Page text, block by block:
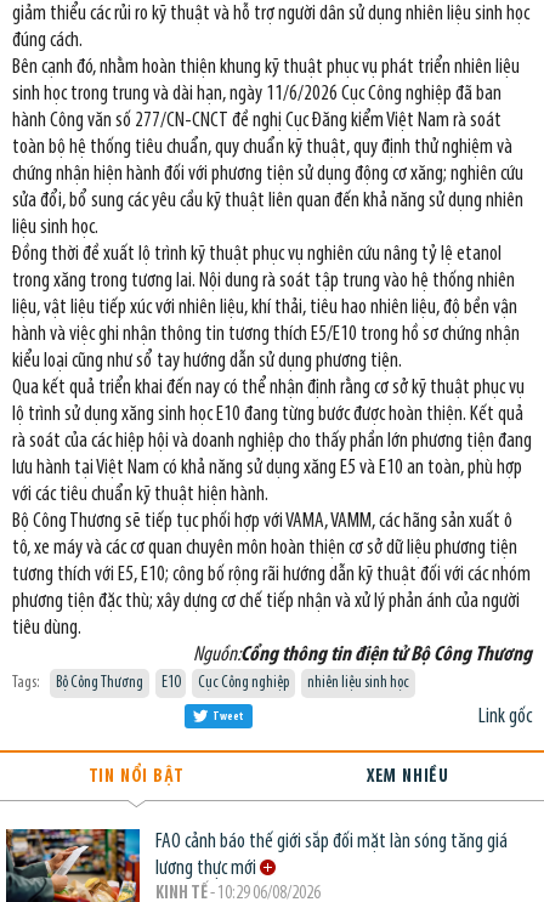
giảm thiểu các rủi ro kỹ thuật và hỗ trợ người dân sử dụng nhiên liệu sinh học
đúng cách.
Bên cạnh đó, nhằm hoàn thiện khung kỹ thuật phục vụ phát triển nhiên liệu
sinh học trong trung và dài hạn, ngày 11/6/2026 Cục Công nghiệp đã ban
hành Công văn số 277/CN-CNCT đề nghị Cục Đăng kiểm Việt Nam rà soát
toàn bộ hệ thống tiêu chuẩn, quy chuẩn kỹ thuật, quy định thử nghiệm và
chứng nhận hiện hành đối với phương tiện sử dụng động cơ xăng; nghiên cứu
sửa đổi, bổ sung các yêu cầu kỹ thuật liên quan đến khả năng sử dụng nhiên
liệu sinh học.
Đồng thời đề xuất lộ trình kỹ thuật phục vụ nghiên cứu nâng tỷ lệ etanol
trong xăng trong tương lai. Nội dung rà soát tập trung vào hệ thống nhiên
liệu, vật liệu tiếp xúc với nhiên liệu, khí thải, tiêu hao nhiên liệu, độ bền vận
hành và việc ghi nhận thông tin tương thích E5/E10 trong hồ sơ chứng nhận
kiểu loại cũng như sổ tay hướng dẫn sử dụng phương tiện.
Qua kết quả triển khai đến nay có thể nhận định rằng cơ sở kỹ thuật phục vụ
lộ trình sử dụng xăng sinh học E10 đang từng bước được hoàn thiện. Kết quả
rà soát của các hiệp hội và doanh nghiệp cho thấy phần lớn phương tiện đang
lưu hành tại Việt Nam có khả năng sử dụng xăng E5 và E10 an toàn, phù hợp
với các tiêu chuẩn kỹ thuật hiện hành.
Bộ Công Thương sẽ tiếp tục phối hợp với VAMA, VAMM, các hãng sản xuất ô
tô, xe máy và các cơ quan chuyên môn hoàn thiện cơ sở dữ liệu phương tiện
tương thích với E5, E10; công bố rộng rãi hướng dẫn kỹ thuật đối với các nhóm
phương tiện đặc thù; xây dựng cơ chế tiếp nhận và xử lý phản ánh của người
tiêu dùng.
Nguồn:Cổng thông tin điện tử Bộ Công Thương
Tags: Bộ Công Thương E10 Cục Công nghiệp nhiên liệu sinh học
Link gốc
Tweet
TIN NỔI BẬT XEM NHIỀU
FAO cảnh báo thế giới sắp đối mặt làn sóng tăng giá
lương thực mới
KINH TẾ- 10:29 06/08/2026